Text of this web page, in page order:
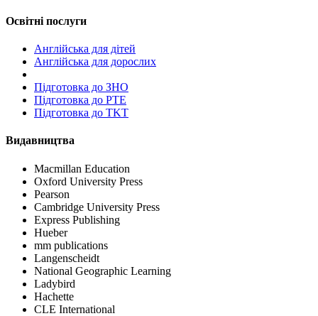
Освітні послуги
Англійська для дітей
Англійська для дорослих
Пiдготовка до ЗНО
Підготовка до PTE
Підготовка до TKT
Видавництва
Macmillan Education
Oxford University Press
Pearson
Cambridge University Press
Express Publishing
Hueber
mm publications
Langenscheidt
National Geographic Learning
Ladybird
Hachette
CLE International